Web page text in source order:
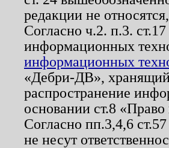
редакции не
Согласно ч.2. п.3.
информационных
информационных
«Дебри-ДВ», хранящий
распространение
основании ст.8
Согласно пп.3,4,6
не несут